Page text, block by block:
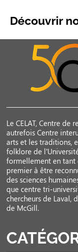
Découvrir
Le CELAT, Centre de
autrefois Centre
arts et les traditions,
folklore de
formellement en tant
premier à être
des sciences
que centre tri-
chercheurs de Laval,
de McGill.